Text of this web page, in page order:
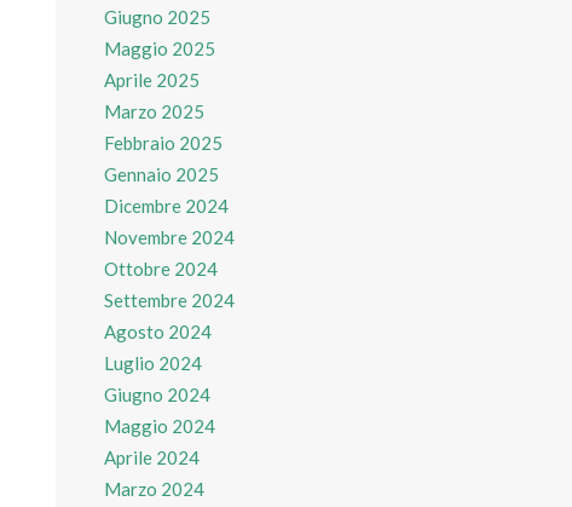
Giugno 2025
Maggio 2025
Aprile 2025
Marzo 2025
Febbraio 2025
Gennaio 2025
Dicembre 2024
Novembre 2024
Ottobre 2024
Settembre 2024
Agosto 2024
Luglio 2024
Giugno 2024
Maggio 2024
Aprile 2024
Marzo 2024